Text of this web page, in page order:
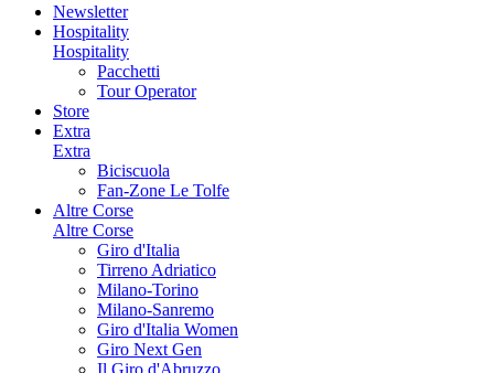
Newsletter
Hospitality
Hospitality
Pacchetti
Tour Operator
Store
Extra
Extra
Biciscuola
Fan-Zone Le Tolfe
Altre Corse
Altre Corse
Giro d'Italia
Tirreno Adriatico
Milano-Torino
Milano-Sanremo
Giro d'Italia Women
Giro Next Gen
Il Giro d'Abruzzo